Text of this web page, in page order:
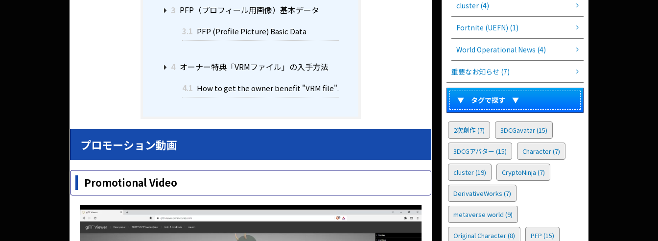
3 PFP（プロフィール用画像）基本データ
3.1 PFP (Profile Picture) Basic Data
4 オーナー特典「VRMファイル」の入手方法
4.1 How to get the owner benefit "VRM file".
プロモーション動画
Promotional Video
動
画
プ
cluster (4)
Fortnite (UEFN) (1)
World Operational News (4)
重要なお知らせ (7)
▼ タグで探す ▼
2次創作 (7) 3DCGavatar(15)
3DCGアバター (15) Character(7)
cluster(19) CryptoNinja (7)
DerivativeWorks (7)
metaverse world (9)
Original Character(8) PFP (15)